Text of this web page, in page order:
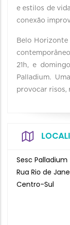
e estilos de
conexão
Belo
21h, e
Palladium.
provocar risos,
Sesc Palladium
Rua Rio de
Centro-Sul